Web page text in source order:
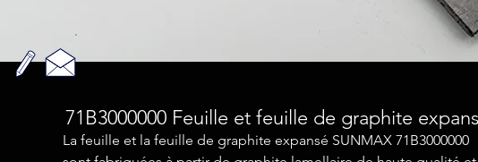
71B3000000 Feuille et feuille de graphite
La feuille et la feuille de graphite expansé SUNMAX 71B3000000